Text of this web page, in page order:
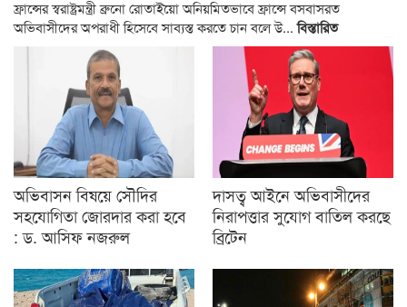
ফ্রান্সের স্বরাষ্ট্রমন্ত্রী ব্রুনো রোতাইয়ো অনিয়মিতভাবে ফ্রান্সে বসবাসরত
অভিবাসীদের অপরাধী হিসেবে সাব্যস্ত করতে চান বলে উ...বিস্তারিত
অভিবাসন বিষয়ে সৌদির
সহযোগিতা জোরদার করা হবে
: ড. আসিফ নজরুল
দাসত্ব আইনে অভিবাসীদের
নিরাপত্তার সুযোগ বাতিল করছে
ব্রিটেন